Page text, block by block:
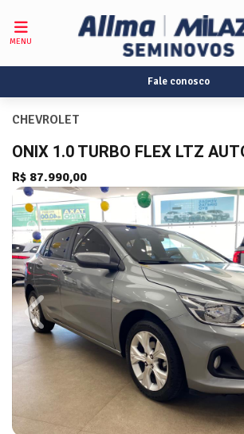
MENU
Fale conosco
CHEVROLET
ONIX 1.0 TURBO FLEX LTZ
R$ 87.990,00
Previous